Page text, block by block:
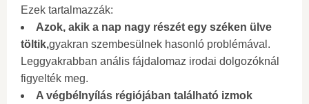
Ezek tartalmazzák:
Azok, akik a nap nagy részét egy széken ülve
töltik,gyakran szembesülnek hasonló problémával.
Leggyakrabban anális fájdalomaz irodai dolgozóknál
figyelték meg.
A végbélnyílás régiójában található izmok